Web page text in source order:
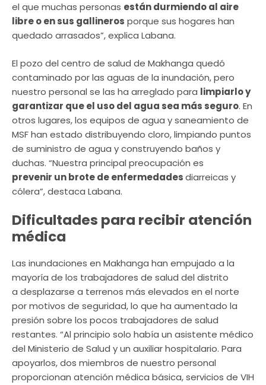
el que muchas personas están durmiendo al aire
libre o en sus gallineros porque sus hogares han
quedado arrasados”, explica Labana.
El pozo del centro de salud de Makhanga quedó
contaminado por las aguas de la inundación, pero
nuestro personal se las ha arreglado para limpiarlo y
garantizar que el uso del agua sea más seguro. En
otros lugares, los equipos de agua y saneamiento de
MSF han estado distribuyendo cloro, limpiando puntos
de suministro de agua y construyendo baños y
duchas. “Nuestra principal preocupación es
prevenir un brote de enfermedadesdiarreicas y
cólera”, destaca Labana.
Dificultades para recibir atención
médica
Las inundaciones en Makhanga han empujado a la
mayoría de los trabajadores de salud del distrito
a desplazarse a terrenos más elevados en el norte
por motivos de seguridad, lo que ha aumentado la
presión sobre los pocos trabajadores de salud
restantes. “Al principio solo había un asistente médico
del Ministerio de Salud y un auxiliar hospitalario. Para
apoyarlos, dos miembros de nuestro personal
proporcionan atención médica básica, servicios de VIH